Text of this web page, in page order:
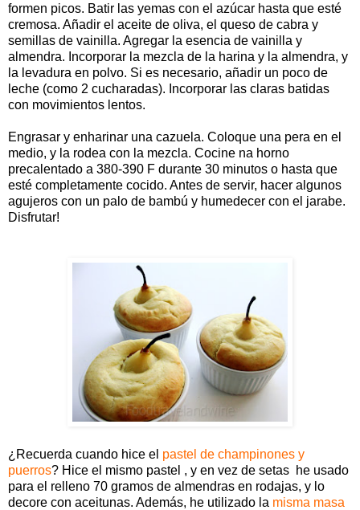
formen picos. Batir las yemas con el azúcar hasta que esté
cremosa. Añadir el aceite de oliva, el queso de cabra y
semillas de vainilla. Agregar la esencia de vainilla y
almendra. Incorporar la mezcla de la harina y la almendra, y
la levadura en polvo. Si es necesario, añadir un poco de
leche (como 2 cucharadas). Incorporar las claras batidas
con movimientos lentos.
Engrasar y enharinar una cazuela. Coloque una pera en el
medio, y la rodea con la mezcla. Cocine na horno
precalentado a 380-390 F durante 30 minutos o hasta que
esté completamente cocido. Antes de servir, hacer algunos
agujeros con un palo de bambú y humedecer con el jarabe.
Disfrutar!
¿Recuerda cuando hice el pastel de champinones y
puerros? Hice el mismo pastel , y en vez de setas he usado
para el relleno 70 gramos de almendras en rodajas, y lo
decore con aceitunas. Además, he utilizado la misma masa